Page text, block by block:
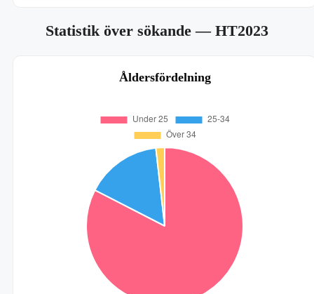
Statistik över sökande— HT2023
Åldersfördelning